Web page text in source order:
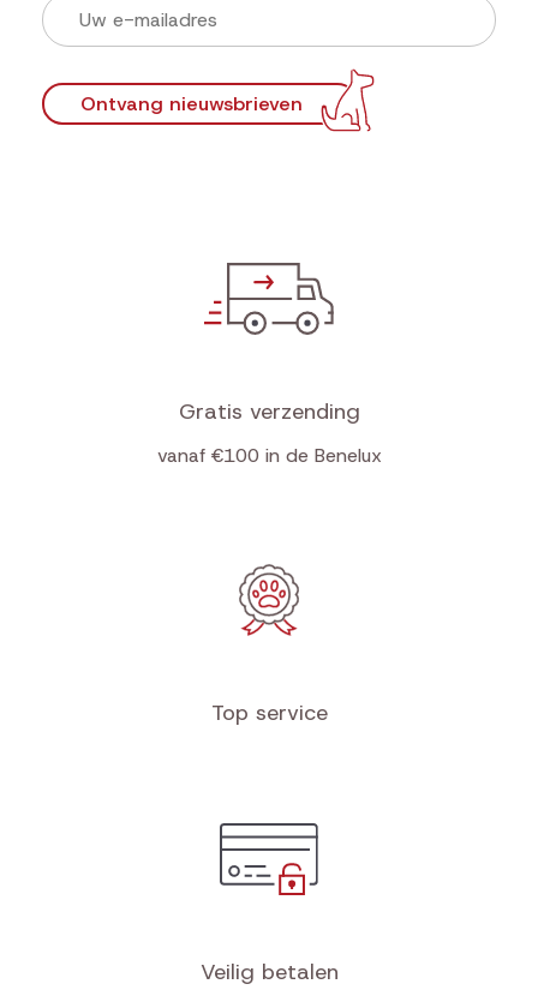
Ontvang nieuwsbrieven
Gratis verzending
vanaf €100 in de Benelux
Top service
Veilig betalen